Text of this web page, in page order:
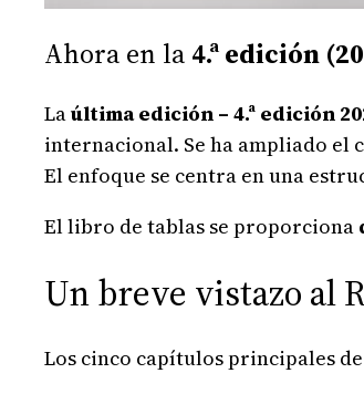
Ahora en la 4.ª edición
Laúltima edición – 4.ª edición
internacional. Se ha ampliado el
El enfoque se centra en una
El libro de tablas se proporciona
Un breve vistazo al
Los cinco capítulos principales